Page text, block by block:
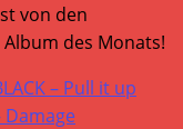
von den
des Monats!
– Pull it up
Damage